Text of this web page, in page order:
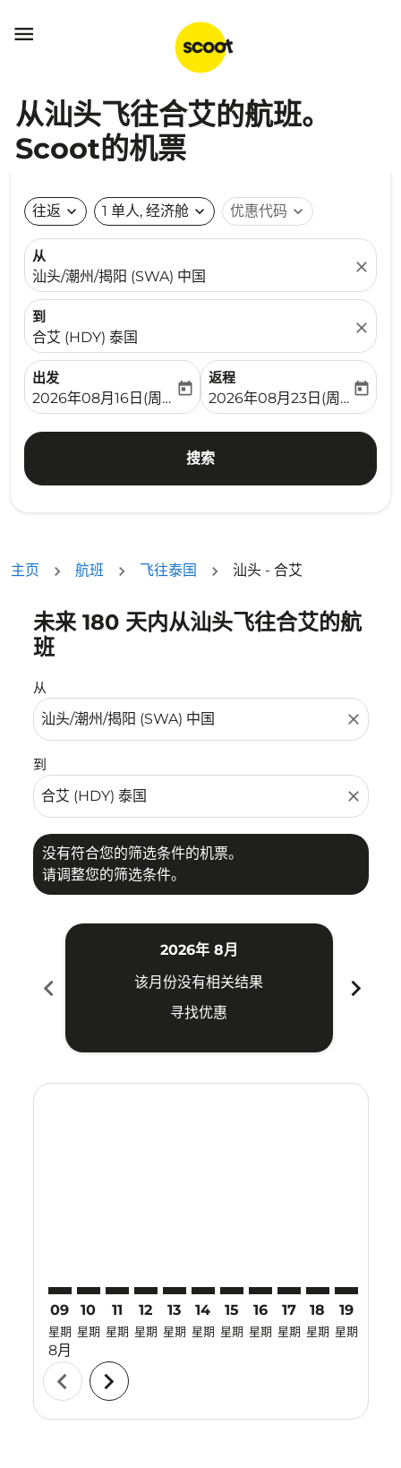

从汕头飞往合艾的航班。
Scoot的机票
往返 expand_more 1 单人, 经济舱 expand_more 优惠代码 expand_more
从
汕头/潮州/揭阳 (SWA) 中国
close
到
合艾 (HDY) 泰国
close
出发
fc-booking-departure-date-aria-label
2026年08月16日(周日)
today
返程
fc-booking-return-date-
2026年08月23日(周日)
today
搜索
主页 航班 飞往泰国 汕头 - 合艾
未来 180 天内从汕头飞往合艾的航
班
从
close
到
close
没有符合您的筛选条件的机票。
请调整您的筛选条件。
没有符合您的筛选条件的机票。请调整您的筛选条件。
chevron_left
2026年 8月
该月份没有相关结果
寻找优惠
chevron_right
09
星期
8月
10
星期
11
星期
12
星期
13
星期
14
星期
15
星期
16
星期
17
星期
18
星期
19
星期
chevron_left chevron_right